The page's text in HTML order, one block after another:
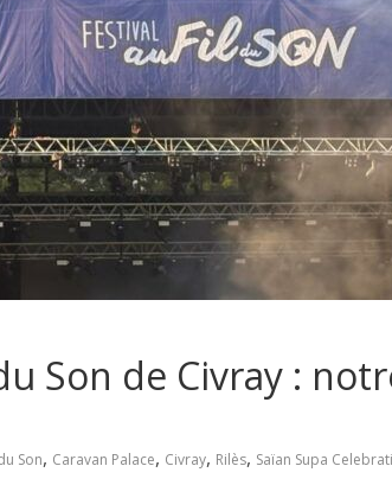
Son de Civray :
Son, Caravan Palace, Civray, Rilès, Saïan Supa